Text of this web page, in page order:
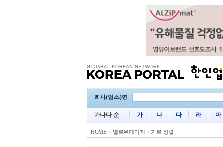
회사(업소)명
가나다 순 가 나 다 라 마
HOME > 옐로우페이지 > 가로 정렬